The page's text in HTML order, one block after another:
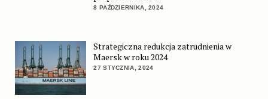
8 PAŹDZIERNIKA, 2024
Strategiczna redukcja zatrudnienia w
Maersk w roku 2024
27 STYCZNIA, 2024